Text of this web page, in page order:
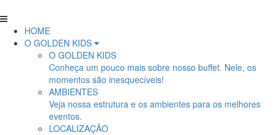
HOME
O GOLDEN KIDS
O GOLDEN KIDS
Conheça um pouco mais sobre nosso buffet. Nele, os
momentos são inesquecíveis!
AMBIENTES
Veja nossa estrutura e os ambientes para os melhores
eventos.
LOCALIZAÇÃO